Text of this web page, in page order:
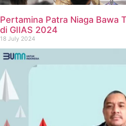
Pertamina Patra Niaga Bawa
di GIIAS 2024
18 July 2024